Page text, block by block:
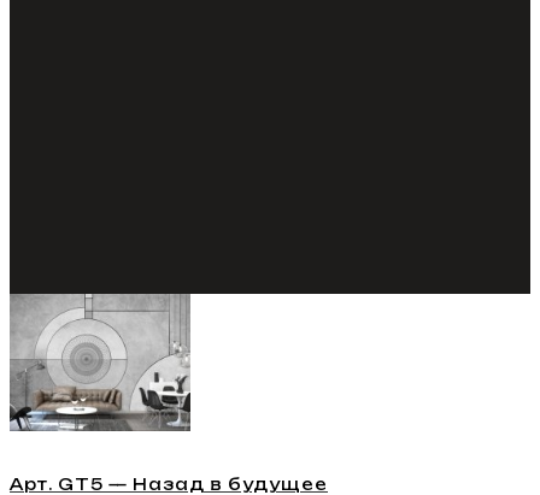
Арт. GT5 — Назад в будущее